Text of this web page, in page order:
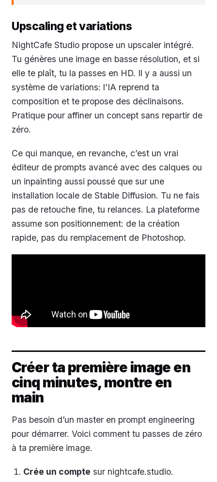
Upscaling et variations
NightCafe Studio propose un upscaler intégré.
Tu génères une image en basse résolution, et si
elle te plaît, tu la passes en HD. Il y a aussi un
système de variations: l’IA reprend ta
composition et te propose des déclinaisons.
Pratique pour affiner un concept sans repartir de
zéro.
Ce qui manque, en revanche, c’est un vrai
éditeur de prompts avancé avec des calques ou
un inpainting aussi poussé que sur une
installation locale de Stable Diffusion. Tu ne fais
pas de retouche fine, tu relances. La plateforme
assume son positionnement: de la création
rapide, pas du remplacement de Photoshop.
Créer ta première image en
cinq minutes, montre en
main
Pas besoin d’un master en prompt engineering
pour démarrer. Voici comment tu passes de zéro
à ta première image.
Crée un compte sur nightcafe.studio.